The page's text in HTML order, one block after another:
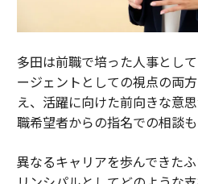
多田は前職で培った人事とし
ージェントとしての視点の両
え、活躍に向けた前向きな意
職希望者からの指名での相談
異なるキャリアを歩んできた